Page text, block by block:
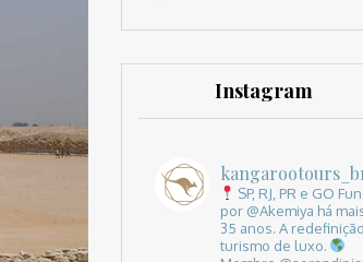
Instagram
SP, RJ, PR e GO
por @Akemiya há
35 anos. A
turismo de luxo.